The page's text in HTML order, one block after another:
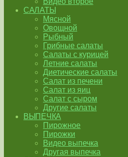
САЛАТЫ
Мясной
Овощной
Рыбный
Грибные салаты
Салаты с курицей
Летние салаты
Диетические салаты
Салат из печени
Салат из яиц
Салат с сыром
Другие салаты
ВЫПЕЧКА
Пирожное
Пирожки
Видео выпечка
Другая выпечка